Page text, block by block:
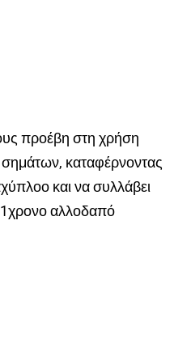
προέβη στη χρήση
καταφέρνοντας
και να συλλάβει
αλλοδαπό